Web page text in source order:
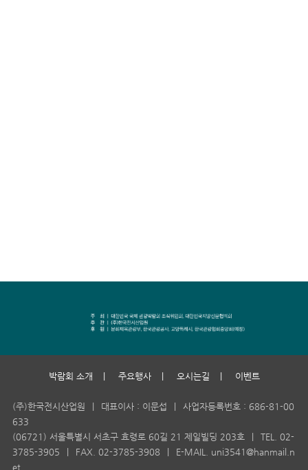
박람회 소개 | 주요행사 | 오시는길 | 이벤트
(주)한국전시산업원 | 대표이사 : 이문섭 |
사업자등록번호 : 686-81-00
633
(06721) 서울특별시 서초구 효령로 60길 21 제일빌딩 203호
|
TEL. 02-
3785-3905
| FAX. 02-3785-3908 |
E-MAIL. uni3541@hanmail.n
et